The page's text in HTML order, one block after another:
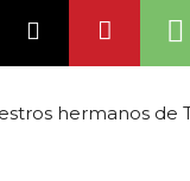
hermanos